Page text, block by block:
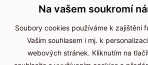
+420 736 535
Po - pá: 8:00 - 16:00
info@jma-
Na vašem soukromí
Soubory cookies používáme k zajištění
Vaším souhlasem i mj. k
webových stránek. Kliknutím na